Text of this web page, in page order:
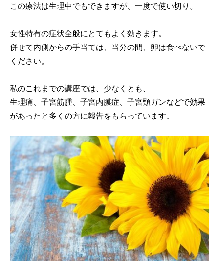
この療法は生理中でもできますが、一度で使い切り。
女性特有の症状全般にとてもよく効きます。
併せて内側からの手当ては、当分の間、卵は食べないで
ください。
私のこれまでの講座では、少なくとも、
生理痛、子宮筋腫、子宮内膜症、子宮頸ガンなどで効果
があったと多くの方に報告をもらっています。